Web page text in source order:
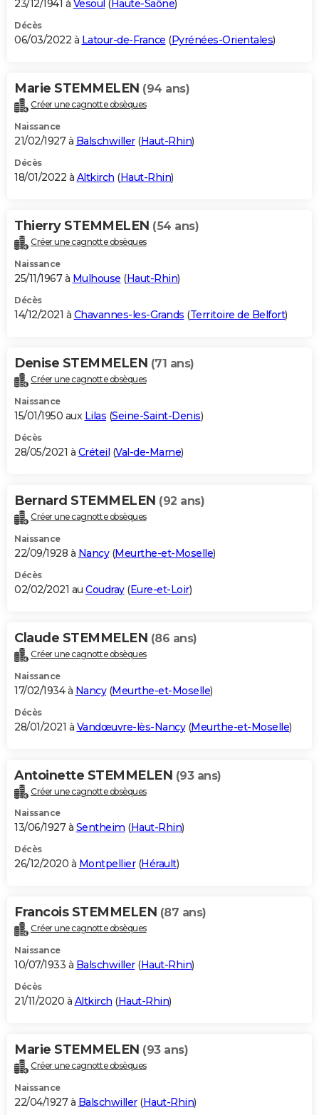
23/12/1941 à Vesoul ( Haute-Saône)
Décès
06/03/2022 à Latour-de-France (Pyrénées-Orientales)
Marie STEMMELEN (94 ans)
Créer une cagnotte obsèques
Naissance
21/02/1927 à Balschwiller(Haut-Rhin)
Décès
18/01/2022 à Altkirch (Haut-Rhin)
Thierry STEMMELEN (54 ans)
Créer une cagnotte obsèques
Naissance
25/11/1967 à Mulhouse (Haut-Rhin)
Décès
14/12/2021 à Chavannes-les-Grands (Territoire de Belfort)
Denise STEMMELEN (71 ans)
Créer une cagnotte obsèques
Naissance
15/01/1950 aux Lilas (Seine-Saint-Denis)
Décès
28/05/2021 à Créteil (Val-de-Marne)
Bernard STEMMELEN (92 ans)
Créer une cagnotte obsèques
Naissance
22/09/1928 à Nancy(Meurthe-et-Moselle)
Décès
02/02/2021 au Coudray(Eure-et-Loir)
Claude STEMMELEN (86 ans)
Créer une cagnotte obsèques
Naissance
17/02/1934 à Nancy(Meurthe-et-Moselle)
Décès
28/01/2021 à Vandœuvre-lès-Nancy(Meurthe-et-Moselle)
Antoinette STEMMELEN (93 ans)
Créer une cagnotte obsèques
Naissance
13/06/1927 à Sentheim (Haut-Rhin)
Décès
26/12/2020 à Montpellier(Hérault)
Francois STEMMELEN (87 ans)
Créer une cagnotte obsèques
Naissance
10/07/1933 à Balschwiller(Haut-Rhin)
Décès
21/11/2020 à Altkirch (Haut-Rhin)
Marie STEMMELEN (93 ans)
Créer une cagnotte obsèques
Naissance
22/04/1927 à Balschwiller(Haut-Rhin)